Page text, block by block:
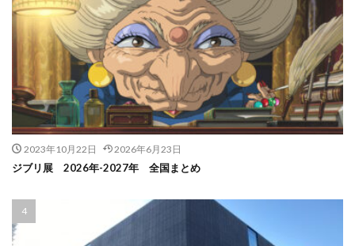
2023年10月22日 2026年6月23日
ジブリ展 2026年-2027年 全国まとめ